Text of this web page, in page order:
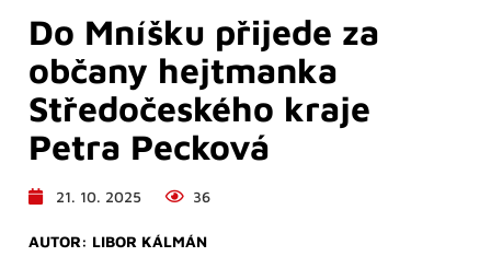
Do Mníšku přijede za
občany hejtmanka
Středočeského kraje
Petra Pecková
21. 10. 2025 36
AUTOR: LIBOR KÁLMÁN